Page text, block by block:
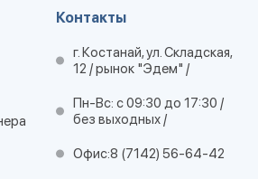
Контакты
г. Костанай, ул. Складская,
12 / рынок "Эдем" /
Пн-Вс: с 09:30 до 17:30 /
без выходных /
Офис:8 (7142) 56-64-42